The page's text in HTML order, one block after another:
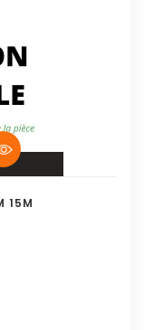
15M